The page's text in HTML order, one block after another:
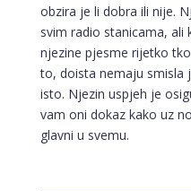
obzira je li dobra ili nije.
svim radio stanicama, ali
njezine pjesme rijetko
to, doista nemaju smisla
isto. Njezin uspjeh je
vam oni dokaz kako uz
glavni u svemu.